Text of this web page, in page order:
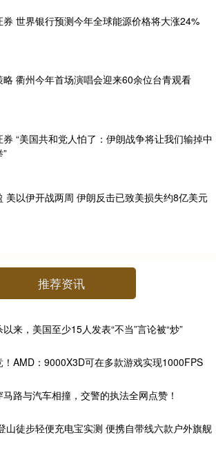
券 世界银行预测今年全球能源价格将大涨24%
略 衢州今年首场演唱会迎来60余位台青观看
券 “美国共和党人怕了：伊朗战争将让我们输掉中
美以伊开战两周 伊朗反击已致美损失约8亿美元
推荐资讯
来，美国至少15人发表“不当”言论被“炒”
AMD：9000X3D可在多款游戏实现1000FPS
路与汽车相撞，交警的执法全网点赞！
山徒步轻便充电宝实测 便携自带线六款户外旗舰